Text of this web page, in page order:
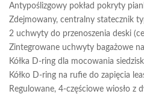
Antypoślizgowy pokład pokryty
Zdejmowany, centralny statecznik
2 uchwyty do przenoszenia deski
Zintegrowane uchwyty bagażowe
Kółka D-ring dla mocowania
Kółko D-ring na rufie do zapięcia
Regulowane, 4-częściowe wiosło z